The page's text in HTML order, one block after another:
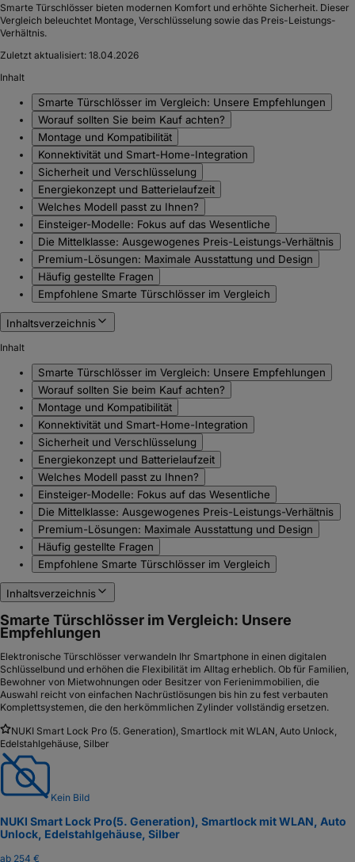
Smarte Türschlösser bieten modernen Komfort und erhöhte Sicherheit. Dieser
Vergleich beleuchtet Montage, Verschlüsselung sowie das Preis-Leistungs-
Verhältnis.
Zuletzt aktualisiert: 18.04.2026
Inhalt
Smarte Türschlösser im Vergleich: Unsere Empfehlungen
Worauf sollten Sie beim Kauf achten?
Montage und Kompatibilität
Konnektivität und Smart-Home-Integration
Sicherheit und Verschlüsselung
Energiekonzept und Batterielaufzeit
Welches Modell passt zu Ihnen?
Einsteiger-Modelle: Fokus auf das Wesentliche
Die Mittelklasse: Ausgewogenes Preis-Leistungs-Verhältnis
Premium-Lösungen: Maximale Ausstattung und Design
Häufig gestellte Fragen
Empfohlene Smarte Türschlösser im Vergleich
Inhaltsverzeichnis
Inhalt
Smarte Türschlösser im Vergleich: Unsere Empfehlungen
Worauf sollten Sie beim Kauf achten?
Montage und Kompatibilität
Konnektivität und Smart-Home-Integration
Sicherheit und Verschlüsselung
Energiekonzept und Batterielaufzeit
Welches Modell passt zu Ihnen?
Einsteiger-Modelle: Fokus auf das Wesentliche
Die Mittelklasse: Ausgewogenes Preis-Leistungs-Verhältnis
Premium-Lösungen: Maximale Ausstattung und Design
Häufig gestellte Fragen
Empfohlene Smarte Türschlösser im Vergleich
Inhaltsverzeichnis
Smarte Türschlösser im Vergleich: Unsere
Empfehlungen
Elektronische Türschlösser verwandeln Ihr Smartphone in einen digitalen
Schlüsselbund und erhöhen die Flexibilität im Alltag erheblich. Ob für Familien,
Bewohner von Mietwohnungen oder Besitzer von Ferienimmobilien, die
Auswahl reicht von einfachen Nachrüstlösungen bis hin zu fest verbauten
Komplettsystemen, die den herkömmlichen Zylinder vollständig ersetzen.
NUKI Smart Lock Pro (5. Generation), Smartlock mit WLAN, Auto Unlock,
Edelstahlgehäuse, Silber
Kein Bild
NUKI Smart Lock Pro(5. Generation), Smartlock mit WLAN, Auto
Unlock, Edelstahlgehäuse, Silber
ab 254 €